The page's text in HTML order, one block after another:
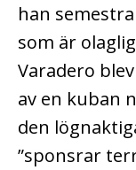
han
som är
Varadero
av en kuban
den
”sponsrar